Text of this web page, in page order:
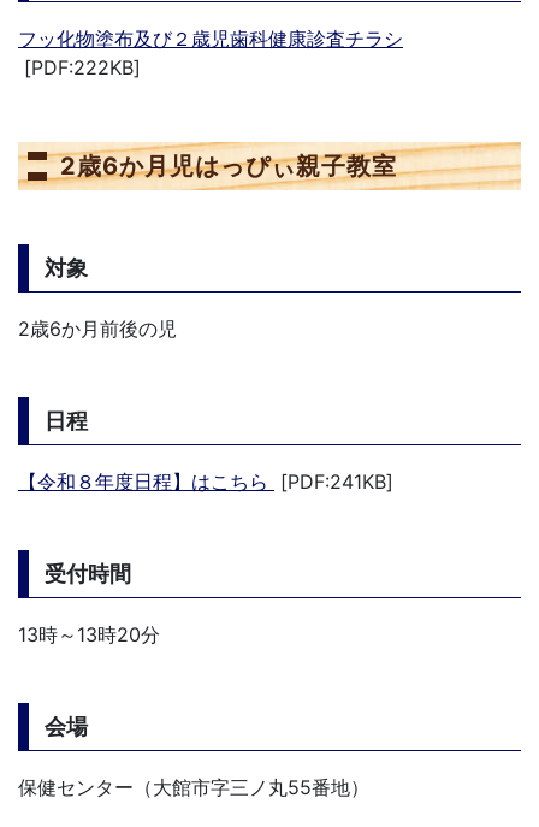
フッ化物塗布及び２歳児歯科健康診査チラシ
[PDF:222KB]
2歳6か月児はっぴぃ親子教室
対象
2歳6か月前後の児
日程
【令和８年度日程】はこちら [PDF:241KB]
受付時間
13時～13時20分
会場
保健センター（大館市字三ノ丸55番地）